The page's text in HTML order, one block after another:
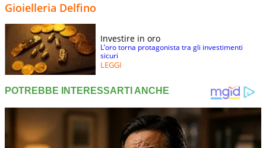
Gioielleria Delfino
Investire in oro
L’oro torna protagonista tra gli investimenti
sicuri
LEGGI